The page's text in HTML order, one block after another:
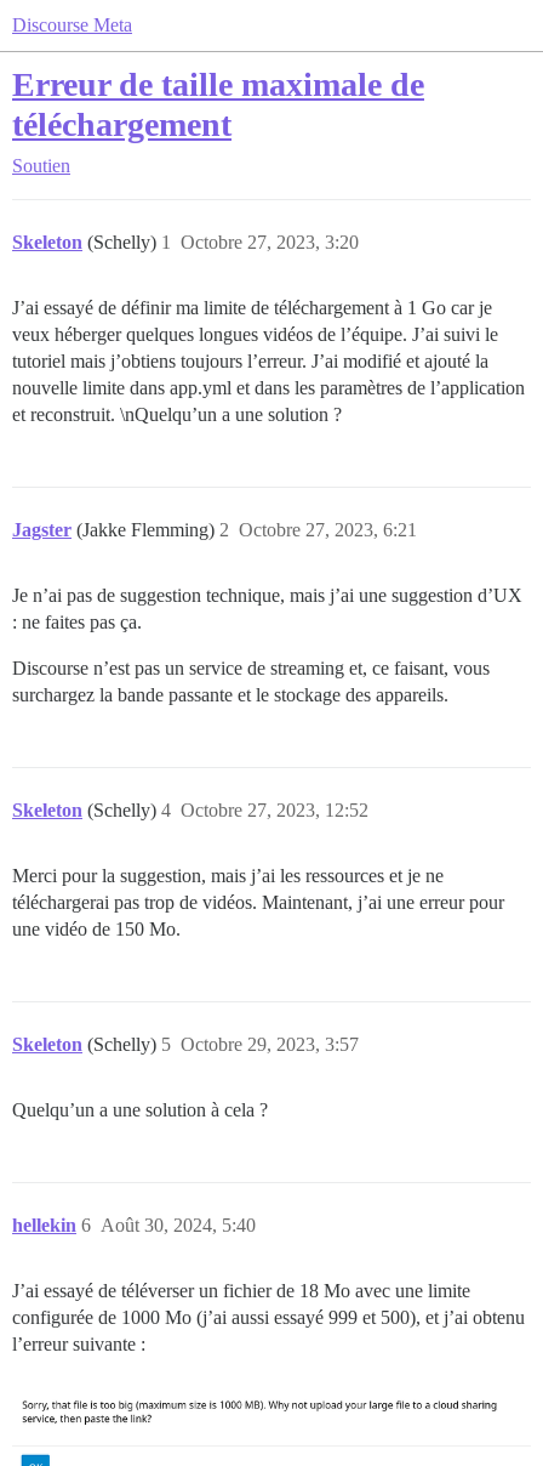
Discourse Meta
Erreur de taille maximale de
téléchargement
Soutien
Skeleton (Schelly) Octobre 27, 2023, 3:20
1
J’ai essayé de définir ma limite de téléchargement à 1 Go car je
veux héberger quelques longues vidéos de l’équipe. J’ai suivi le
tutoriel mais j’obtiens toujours l’erreur. J’ai modifié et ajouté la
nouvelle limite dans app.yml et dans les paramètres de l’application
et reconstruit. \nQuelqu’un a une solution ?
Jagster (Jakke Flemming) Octobre 27, 2023, 6:21
2
Je n’ai pas de suggestion technique, mais j’ai une suggestion d’UX
: ne faites pas ça.
Discourse n’est pas un service de streaming et, ce faisant, vous
surchargez la bande passante et le stockage des appareils.
Skeleton (Schelly) Octobre 27, 2023, 12:52
4
Merci pour la suggestion, mais j’ai les ressources et je ne
téléchargerai pas trop de vidéos. Maintenant, j’ai une erreur pour
une vidéo de 150 Mo.
Skeleton (Schelly) Octobre 29, 2023, 3:57
5
Quelqu’un a une solution à cela ?
hellekin Août 30, 2024, 5:40
6
J’ai essayé de téléverser un fichier de 18 Mo avec une limite
configurée de 1000 Mo (j’ai aussi essayé 999 et 500), et j’ai obtenu
l’erreur suivante :